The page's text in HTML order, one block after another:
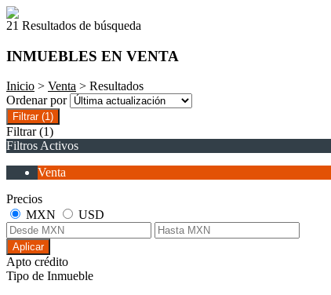
21 Resultados de búsqueda
INMUEBLES EN VENTA
Inicio > Venta > Resultados
Ordenar por
Filtrar (1)
Filtrar (1)
Filtros Activos
Venta
Precios
MXN
USD
Aplicar
Apto crédito
Tipo de Inmueble